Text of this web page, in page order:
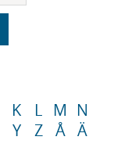
K L M N
Y Z Å Ä